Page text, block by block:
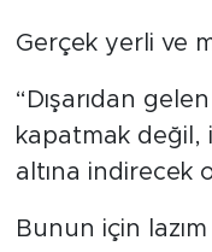
Gerçek yerli ve
“Dışarıdan
kapatmak değil,
altına indirecek
Bunun için